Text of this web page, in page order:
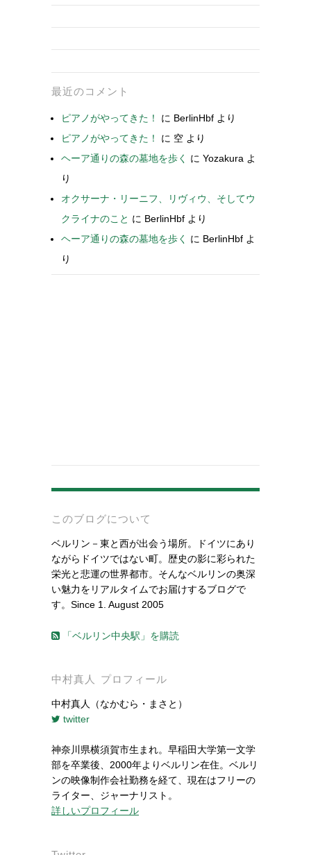
最近のコメント
ピアノがやってきた！ に BerlinHbf より
ピアノがやってきた！
に 空 より
ヘーア通りの森の墓地を歩く
に Yozakura よ
り
オクサーナ・リーニフ、リヴィウ、そしてウ
クライナのこと に BerlinHbf より
ヘーア通りの森の墓地を歩く
に BerlinHbf よ
り
-
このブログについて
ベルリン－東と西が出会う場所。ドイツにあり
ながらドイツではない町。歴史の影に彩られた
栄光と悲運の世界都市。そんなベルリンの奥深
い魅力をリアルタイムでお届けするブログで
す。Since 1. August 2005
「ベルリン中央駅」を購読
中村真人 プロフィール
中村真人（なかむら・まさと）
twitter
神奈川県横須賀市生まれ。早稲田大学第一文学
部を卒業後、2000年よりベルリン在住。ベルリ
ンの映像制作会社勤務を経て、現在はフリーの
ライター、ジャーナリスト。
詳しいプロフィール